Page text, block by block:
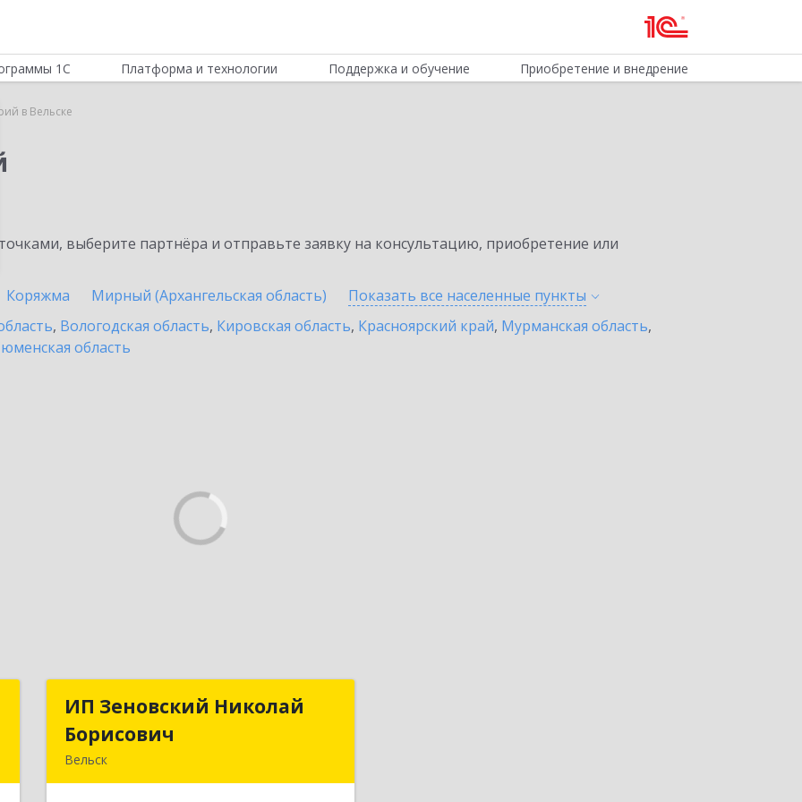
1С Платформа и технологии Поддержка и обучение Приобретение и внедрение
в Вельске
выберите партнёра и отправьте заявку на консультацию, приобретение или
Коряжма Мирный (Архангельская область) Показать все населенные пункты
, Вологодская область, Кировская область, Красноярский край, Мурманская область,
область
ИП Зеновский Николай
Борисович
Вельск
ИП Зеновский Николай